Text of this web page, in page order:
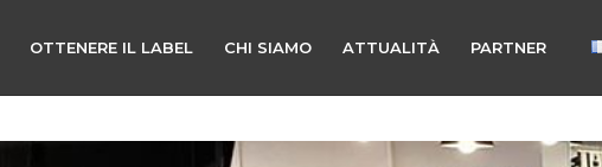
OTTENERE IL LABEL CHI SIAMO ATTUALITÀ PARTNER